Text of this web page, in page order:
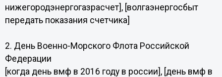
нижегородэнергогазрасчет], [волгаэнергосбыт
передать показания счетчика]
2. День Военно-Морского Флота Российской
Федерации
[когда день вмф в 2016 году в россии], [день вмф в